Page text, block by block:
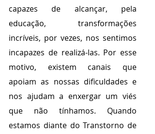
capazes de alcançar, pela
educação, transformações
incríveis, por vezes, nos sentimos
incapazes de realizá-las. Por esse
motivo, existem canais que
apoiam as nossas dificuldades e
nos ajudam a enxergar um viés
que não tínhamos. Quando
estamos diante do Transtorno de